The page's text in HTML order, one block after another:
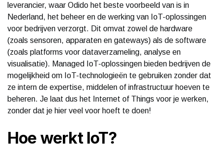
leverancier, waar Odido het beste voorbeeld van is in
Nederland, het beheer en de werking van IoT-oplossingen
voor bedrijven verzorgt. Dit omvat zowel de hardware
(zoals sensoren, apparaten en gateways) als de software
(zoals platforms voor dataverzameling, analyse en
visualisatie). Managed IoT-oplossingen bieden bedrijven de
mogelijkheid om IoT-technologieën te gebruiken zonder dat
ze intern de expertise, middelen of infrastructuur hoeven te
beheren. Je laat dus het Internet of Things voor je werken,
zonder dat je hier veel voor hoeft te doen!
Hoe werkt IoT?